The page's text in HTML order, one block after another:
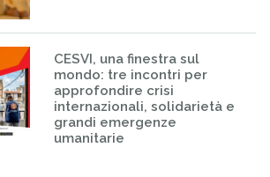
CESVI, una finestra sul
mondo: tre incontri per
approfondire crisi
internazionali, solidarietà e
grandi emergenze
umanitarie